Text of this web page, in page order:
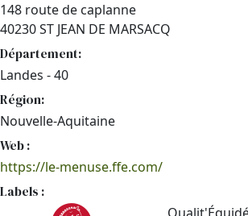
148 route de caplanne
40230 ST JEAN DE MARSACQ
Département:
Landes - 40
Région:
Nouvelle-Aquitaine
Web :
https://le-menuse.ffe.com/
Labels :